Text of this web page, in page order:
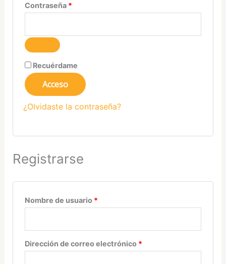
Contraseña *
Recuérdame
Acceso
¿Olvidaste la contraseña?
Registrarse
Nombre de usuario *
Dirección de correo electrónico *